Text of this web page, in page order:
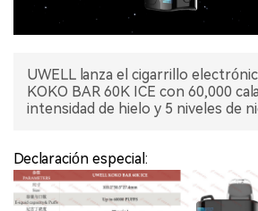
UWELL lanza el cigarrillo
KOKO BAR 60K ICE con 60,000
intensidad de hielo y 5 niveles de
Declaración especial: